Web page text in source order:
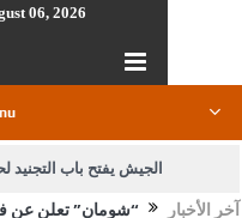
06, 2026
الجيش يفتح باب التجنيد
بيان اجتماع عمّان:دعمآخر الأخبار
“شومان” تعلن عن